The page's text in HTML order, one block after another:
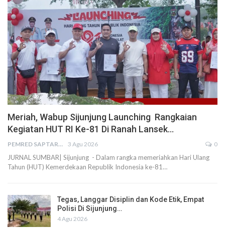
Meriah, Wabup Sijunjung Launching Rangkaian
Kegiatan HUT RI Ke-81 Di Ranah Lansek…
PEMRED SAPTARIUS 3 Agu 2026 0
JURNAL SUMBAR| Sijunjung - Dalam rangka memeriahkan Hari Ulang
Tahun (HUT) Kemerdekaan Republik Indonesia ke-81…
Tegas, Langgar Disiplin dan Kode Etik, Empat
Polisi Di Sijunjung…
4 Agu 2026